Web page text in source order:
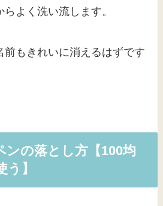
よく洗い流します。
前もきれいに消えるはずです
ンの落とし方【100均
】